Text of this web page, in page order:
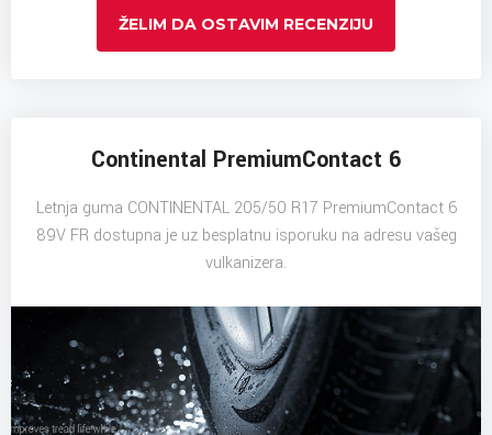
ŽELIM DA OSTAVIM RECENZIJU
Continental PremiumContact 6
Letnja guma CONTINENTAL 205/50 R17 PremiumContact 6
89V FR dostupna je uz besplatnu isporuku na adresu vašeg
vulkanizera.